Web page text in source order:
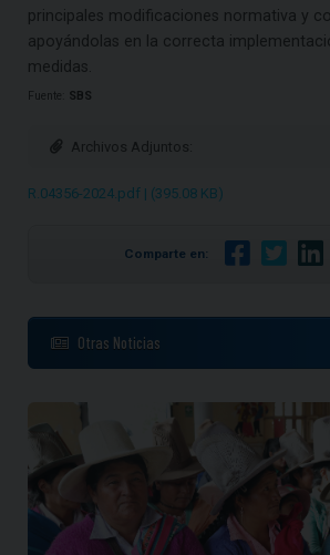
principales modificaciones normativa y
apoyándolas en la correcta
medidas.
Fuente: SBS
Archivos Adjuntos:
R.04356-2024.pdf | (395.08 KB)
Comparte en:
Otras Noticias